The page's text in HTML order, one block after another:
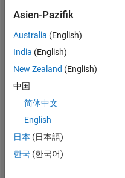
BEITRÄGE L
-2
-1
1
3
4
5
6
Asien-Pazifik
Australia (English)
India (English)
New Zealand (English)
中国
简体中文
English
日本 (日本語)
한국 (한국어)